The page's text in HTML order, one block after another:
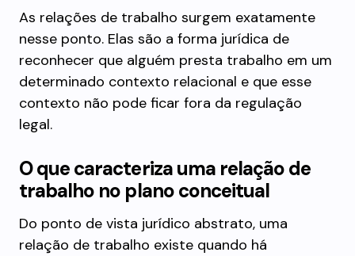
As relações de trabalho surgem exatamente
nesse ponto. Elas são a forma jurídica de
reconhecer que alguém presta trabalho em um
determinado contexto relacional e que esse
contexto não pode ficar fora da regulação
legal.
O que caracteriza uma relação de
trabalho no plano conceitual
Do ponto de vista jurídico abstrato, uma
relação de trabalho existe quando há